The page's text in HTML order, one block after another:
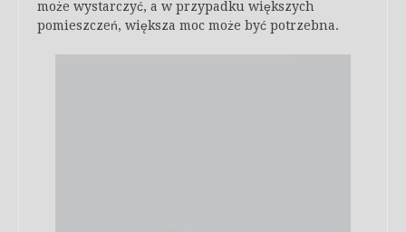
może wystarczyć, a w przypadku większych
pomieszczeń, większa moc może być potrzebna.